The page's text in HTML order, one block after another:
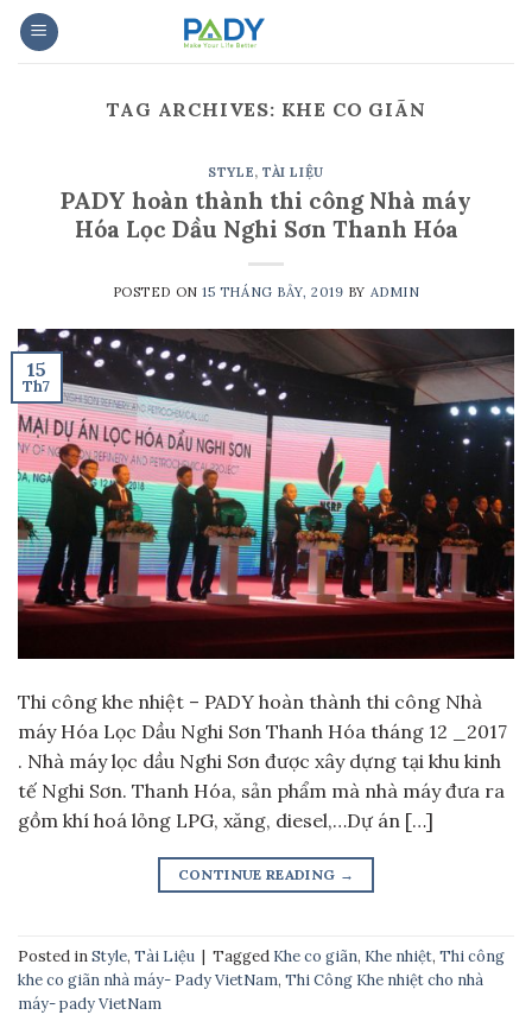
Skip
TAG ARCHIVES: KHE CO GIÃN
STYLE,TÀI LIỆU
PADY hoàn thành thi công Nhà máy
Hóa Lọc Dầu Nghi Sơn Thanh Hóa
POSTED ON15 THÁNG BẢY, 2019 BY ADMIN
15
Th7
Thi công khe nhiệt – PADY hoàn thành thi công Nhà
máy Hóa Lọc Dầu Nghi Sơn Thanh Hóa tháng 12 _2017
. Nhà máy lọc dầu Nghi Sơn được xây dựng tại khu kinh
tế Nghi Sơn. Thanh Hóa, sản phẩm mà nhà máy đưa ra
gồm khí hoá lỏng LPG, xăng, diesel,…Dự án […]
CONTINUE READING →
Posted inStyle, Tài Liệu | Tagged Khe co giãn, Khe nhiệt, Thi công
khe co giãn nhà máy- Pady VietNam, Thi Công Khe nhiệt cho nhà
máy- pady VietNam